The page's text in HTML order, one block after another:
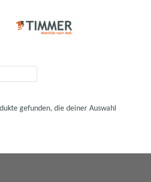
gefunden, die deiner Auswahl